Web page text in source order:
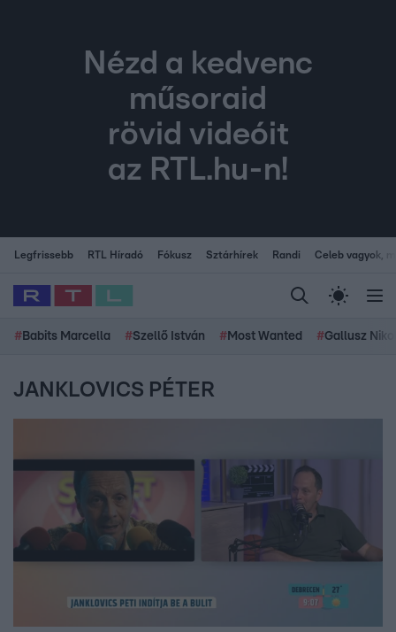
Nézd a kedvenc
műsoraid
rövid videóit
az RTL.hu-n!
Legfrissebb RTL Híradó Fókusz Sztárhírek Randi Celeb vagyok,
# Babits Marcella #Szellő István # Most Wanted #Gallusz
JANKLOVICS PÉTER